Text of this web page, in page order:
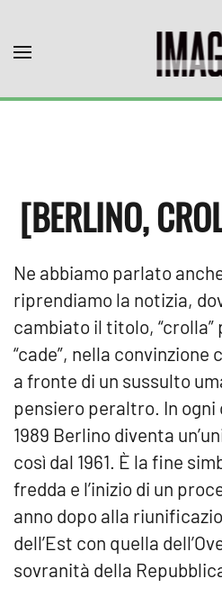
Skip to main content
[BERLINO,
Ne abbiamo parlato
riprendiamo la notizia,
cambiato il titolo, “crolla”
“cade”, nella convinzione
a fronte di un sussulto
pensiero peraltro. In ogni
1989 Berlino diventa
così dal 1961. È la fine
fredda e l’inizio di un
anno dopo alla
dell’Est con quella
sovranità della